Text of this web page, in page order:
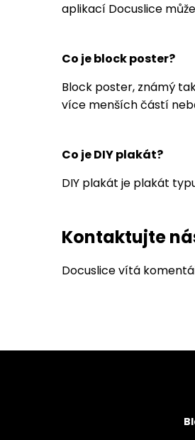
aplikací Docuslice
Co je block poster?
Block poster, známý
více menších částí
Co je DIY plakát?
DIY plakát je plakát
Kontaktujte
Docuslice vítá